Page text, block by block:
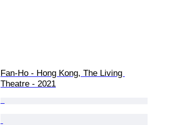
Fan-Ho - Hong Kong, The Living
Theatre - 2021